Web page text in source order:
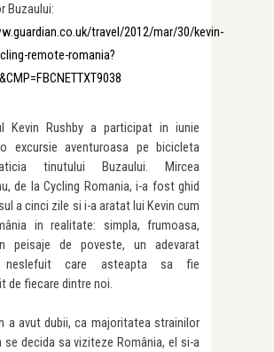
Buzaului:
travel/2012/mar/30/kevin-
remote-romania?
Kevin Rushby a participat in iunie
excursie aventuroasa pe bicicleta
tinutului Buzaului. Mircea
de la Cycling Romania, i-a fost ghid
a cinci zile si i-a aratat lui Kevin cum
in realitate: simpla, frumoasa,
peisaje de poveste, un adevarat
neslefuit care asteapta sa fie
de fiecare dintre noi.
a avut dubii, ca majoritatea strainilor
se decida sa viziteze România, el si-a